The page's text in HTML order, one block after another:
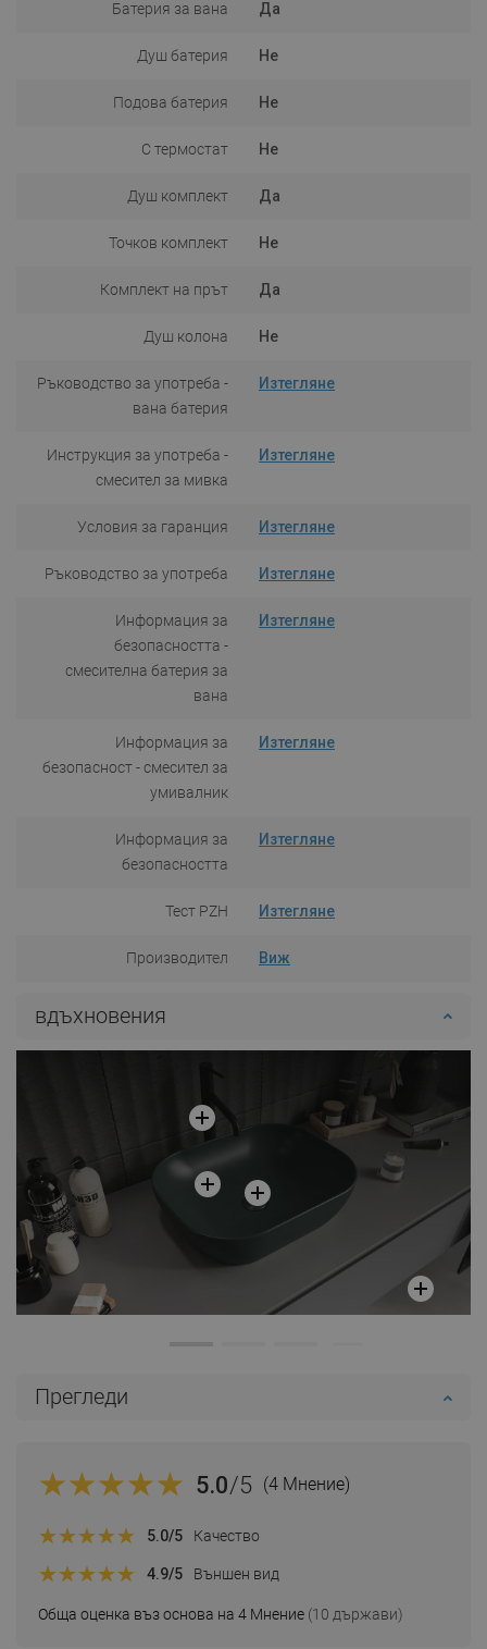
Батерия за вана Да
Душ батерия Не
Подова батерия Не
С термостат Не
Душ комплект Да
Точков комплект Не
Комплект на прът Да
Душ колона Не
Ръководство за употреба -
вана батерия
Изтегляне
Инструкция за употреба -
смесител за мивка
Изтегляне
Условия за гаранция Изтегляне
Ръководство за употреба Изтегляне
Информация за
безопасността -
смесителна батерия за
вана
Изтегляне
Информация за
безопасност - смесител за
умивалник
Изтегляне
Информация за
безопасността
Изтегляне
Тест PZH Изтегляне
Производител Виж
вдъхновения
Прегледи
5.0/5 (4 Мнение)
Обща оценка въз основа на 4 Мнение (10 държави)
5.0/5 Качество
4.9/5 Външен вид